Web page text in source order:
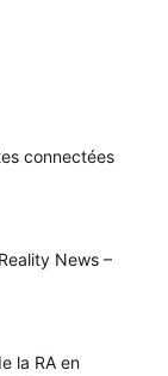
connectées
News –
la RA en